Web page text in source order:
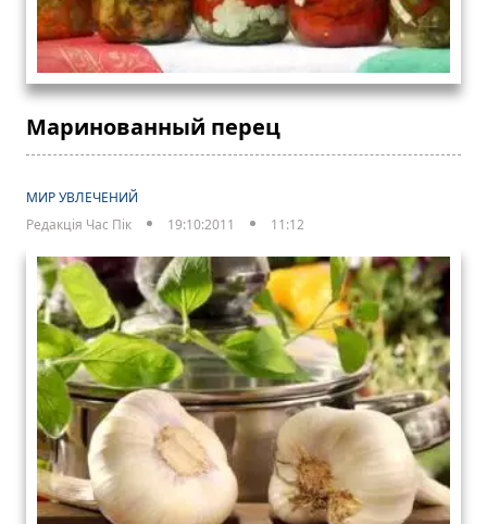
Маринованный перец
МИР УВЛЕЧЕНИЙ
Редакція Час Пік
19:10:2011 11:12